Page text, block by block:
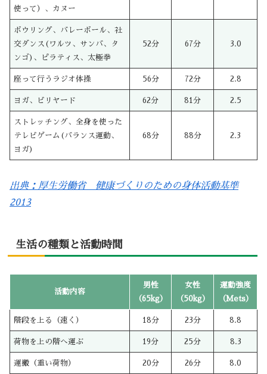
使って）、カヌー
ボウリング、バレーボール、社
交ダンス(ワルツ、サンバ、タ
ンゴ)、ピラティス、太極拳
52分 67分 3.0
座って行うラジオ体操 56分 72分 2.8
ヨガ、ビリヤード 62分 81分 2.5
ストレッチング、全身を使った
テレビゲーム(バランス運動、
ヨガ)
68分 88分 2.3
出典：厚生労働省 健康づくりのための身体活動基準
2013
生活の種類と活動時間
活動内容
男性
（65kg）
女性
（50kg）
運動強度
（Mets）
階段を上る（速く） 18分 23分 8.8
荷物を上の階へ運ぶ 19分 25分 8.3
運搬（重い荷物） 20分 26分 8.0